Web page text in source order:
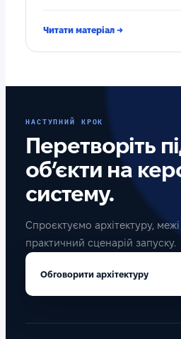
Читати матеріал →
НАСТУПНИЙ КРОК
Перетворіть
об’єкти на
систему.
Спроєктуємо архітектуру, межі
практичний сценарій запуску.
Обговорити архітектуру